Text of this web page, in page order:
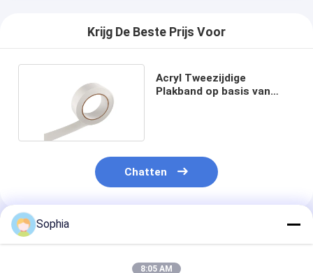
Contacteer ons
Zelfklevende Isolatieband
De Isolatieband van de glasdoek
Hittebestendige Isolatieband
De Plakband van de glasdoek
De Plakband van de Polyimidefilm
Krijg De Beste Prijs Voor
Acryl Tweezijdige
Plakband op basis van
Chatten
Geadviseerde Producten
Sophia
8:05 AM